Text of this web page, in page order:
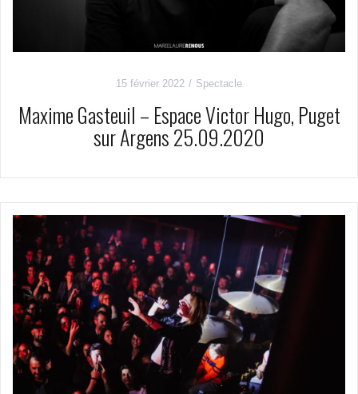
15 février 2022 Spectacle
Maxime Gasteuil – Espace Victor Hugo, Puget
sur Argens 25.09.2020